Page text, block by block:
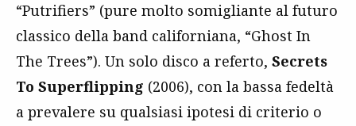
“Putrifiers” (pure molto somigliante al futuro
classico della band californiana, “Ghost In
The Trees”). Un solo disco a referto, Secrets
To Superflipping (2006), con la bassa fedeltà
a prevalere su qualsiasi ipotesi di criterio o